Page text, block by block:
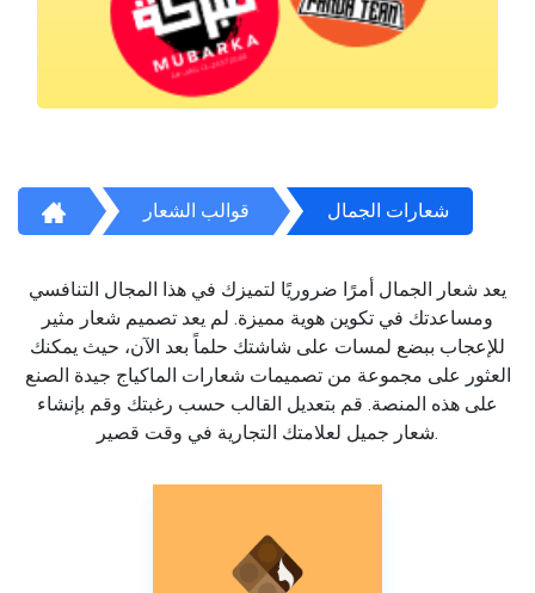
قوالب الشعار شعارات الجمال
يعد شعار الجمال أمرًا ضروريًا لتميزك في هذا المجال التنافسي
ومساعدتك في تكوين هوية مميزة. لم يعد تصميم شعار مثير
للإعجاب ببضع لمسات على شاشتك حلماً بعد الآن، حيث يمكنك
العثور على مجموعة من تصميمات شعارات الماكياج جيدة الصنع
على هذه المنصة. قم بتعديل القالب حسب رغبتك وقم بإنشاء
شعار جميل لعلامتك التجارية في وقت قصير.